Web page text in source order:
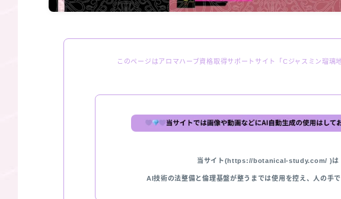
このページはアロマハーブ資格取得サポートサイト「Cジャスミン瑠璃
当サイト(https://botanical-study.com/ )は
AI技術の法整備と倫理基盤が整うまでは使用を控え、人の手